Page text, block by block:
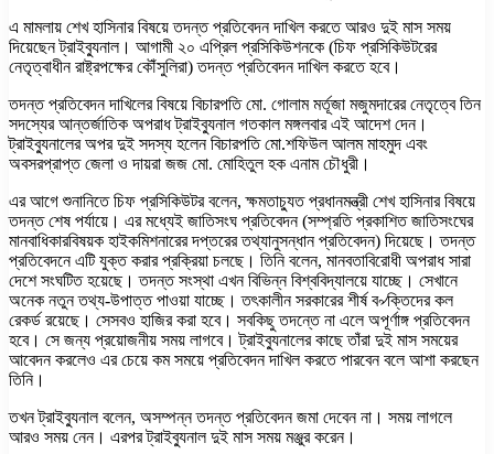
এ মামলায় শেখ হাসিনার বিষয়ে তদন্ত প্রতিবেদন দাখিল করতে আরও দুই মাস সময়
দিয়েছেন ট্রাইব্যুনাল। আগামী ২০ এপ্রিল প্রসিকিউশনকে (চিফ প্রসিকিউটরের
নেতৃত্বাধীন রাষ্ট্রপক্ষের কৌঁসুলিরা) তদন্ত প্রতিবেদন দাখিল করতে হবে।
তদন্ত প্রতিবেদন দাখিলের বিষয়ে বিচারপতি মো. গোলাম মর্তূজা মজুমদারের নেতৃত্বে তিন
সদস্যের আন্তর্জাতিক অপরাধ ট্রাইব্যুনাল গতকাল মঙ্গলবার এই আদেশ দেন।
ট্রাইব্যুনালের অপর দুই সদস্য হলেন বিচারপতি মো.শফিউল আলম মাহমুদ এবং
অবসরপ্রাপ্ত জেলা ও দায়রা জজ মো. মোহিতুল হক এনাম চৌধুরী।
এর আগে শুনানিতে চিফ প্রসিকিউটর বলেন, ক্ষমতাচ্যুত প্রধানমন্ত্রী শেখ হাসিনার বিষয়ে
তদন্ত শেষ পর্যায়ে। এর মধ্যেই জাতিসংঘ প্রতিবেদন (সম্প্রতি প্রকাশিত জাতিসংঘের
মানবাধিকারবিষয়ক হাইকমিশনারের দপ্তরের তথ্যানুসন্ধান প্রতিবেদন) দিয়েছে। তদন্ত
প্রতিবেদনে এটি যুক্ত করার প্রক্রিয়া চলছে। তিনি বলেন, মানবতাবিরোধী অপরাধ সারা
দেশে সংঘটিত হয়েছে। তদন্ত সংস্থা এখন বিভিন্ন বিশ্ববিদ্যালয়ে যাচ্ছে। সেখানে
অনেক নতুন তথ্য-উপাত্ত পাওয়া যাচ্ছে। তৎকালীন সরকারের শীর্ষ ব৵ক্তিদের কল
রেকর্ড রয়েছে। সেসবও হাজির করা হবে। সবকিছু তদন্তে না এলে অপূর্ণাঙ্গ প্রতিবেদন
হবে। সে জন্য প্রয়োজনীয় সময় লাগবে। ট্রাইব্যুনালের কাছে তাঁরা দুই মাস সময়ের
আবেদন করলেও এর চেয়ে কম সময়ে প্রতিবেদন দাখিল করতে পারবেন বলে আশা করছেন
তিনি।
তখন ট্রাইব্যুনাল বলেন, অসম্পন্ন তদন্ত প্রতিবেদন জমা দেবেন না। সময় লাগলে
আরও সময় নেন। এরপর ট্রাইব্যুনাল দুই মাস সময় মঞ্জুর করেন।